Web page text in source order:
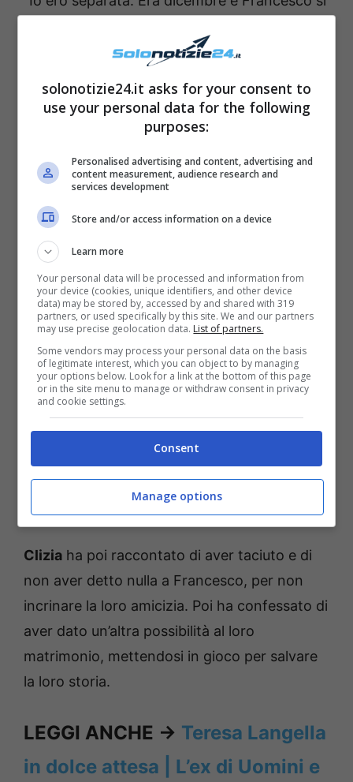
Riccardo a casa sua, in amicizia, e
Non siamo stati a letto insieme, ci siamo
subito ritratti” – ha dichiarato Clizia con molta
ossessionato l’altro, nessuno voleva stare con
l’altro. È successo in un momento forse di
fragilità, ci siamo riavuti subito,per me non
ha contato nulla e per lui nemmeno”.
Clizia ha poi raccontato di aver taciuto e di
non aver detto nulla a Francesco, per non
incrinare la loro amicizia. Poi ha confessato di
aver dato un’altra possibilità al loro
matrimonio, mettendosi in gioco per salvare
la loro storia.
LEGGI ANCHE -> Teresa Langella
in dolce attesa | L’ex di Uomini e
solonotizie24.it asks for your consent to
use your personal data for the following
purposes:
Personalised advertising and content, advertising and
content measurement, audience research and
services development
Store and/or access information on a device
Learn more
Your personal data will be processed and information from
your device (cookies, unique identifiers, and other device
data) may be stored by, accessed by and shared with 319
partners, or used specifically by this site. We and our partners
may use precise geolocation data. List of partners.
Some vendors may process your personal data on the basis
of legitimate interest, which you can object to by managing
your options below. Look for a link at the bottom of this page
or in the site menu to manage or withdraw consent in privacy
and cookie settings.
Consent
Manage options